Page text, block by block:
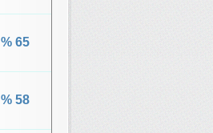
% 65
% 58